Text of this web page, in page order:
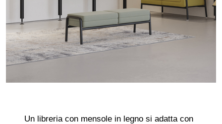
Un libreria con mensole in legno si adatta con